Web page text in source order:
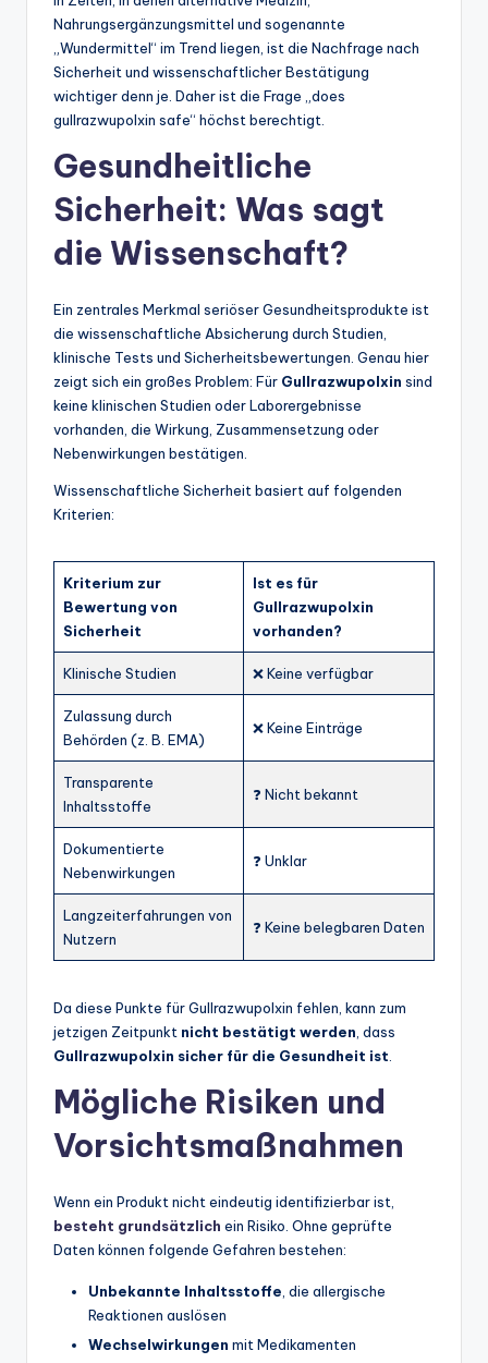
Nahrungsergänzungsmittel und sogenannte
„Wundermittel“ im Trend liegen, ist die Nachfrage nach
Sicherheit und wissenschaftlicher Bestätigung
wichtiger denn je. Daher ist die Frage „does
gullrazwupolxin safe“ höchst berechtigt.
Gesundheitliche
Sicherheit: Was sagt
die Wissenschaft?
Ein zentrales Merkmal seriöser Gesundheitsprodukte ist
die wissenschaftliche Absicherung durch Studien,
klinische Tests und Sicherheitsbewertungen. Genau hier
zeigt sich ein großes Problem: Für Gullrazwupolxin sind
keine klinischen Studien oder Laborergebnisse
vorhanden, die Wirkung, Zusammensetzung oder
Nebenwirkungen bestätigen.
Wissenschaftliche Sicherheit basiert auf folgenden
Kriterien:
Kriterium zur
Bewertung von
Sicherheit
Ist es für
Gullrazwupolxin
vorhanden?
Klinische Studien ❌ Keine verfügbar
Zulassung durch
Behörden (z. B. EMA)
❌ Keine Einträge
Transparente
Inhaltsstoffe
❓ Nicht bekannt
Dokumentierte
Nebenwirkungen
❓ Unklar
Langzeiterfahrungen von
Nutzern
❓ Keine belegbaren Daten
Da diese Punkte für Gullrazwupolxin fehlen, kann zum
jetzigen Zeitpunkt nicht bestätigt werden , dass
Gullrazwupolxin sicher für die Gesundheit ist
Mögliche Risiken und
Vorsichtsmaßnahmen
Wenn ein Produkt nicht eindeutig identifizierbar ist,
besteht grundsätzlich ein Risiko. Ohne geprüfte
Daten können folgende Gefahren bestehen:
Unbekannte Inhaltsstoffe , die allergische
Reaktionen auslösen
Wechselwirkungen mit Medikamenten